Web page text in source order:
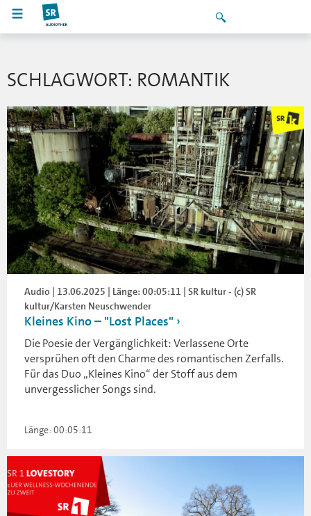
SCHLAGWORT: ROMANTIK
Audio | 13.06.2025 | Länge: 00:05:11 | SR kultur - (c) SR
kultur/Karsten Neuschwender
Kleines Kino – "Lost Places"
Die Poesie der Vergänglichkeit: Verlassene Orte
versprühen oft den Charme des romantischen Zerfalls.
Für das Duo „Kleines Kino“ der Stoff aus dem
unvergesslicher Songs sind.
Länge: 00:05:11